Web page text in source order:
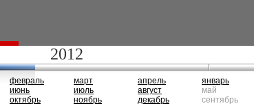
2012
февраль
июнь
октябрь
март
июль
ноябрь
апрель
август
декабрь
январь
май
сентябрь